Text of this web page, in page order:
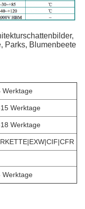
Parks, Blumenbeete
Werktage
Werktage
Werktage
Werktage